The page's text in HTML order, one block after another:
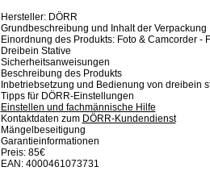
Hersteller: DÖRR
Grundbeschreibung und Inhalt der Verpackung
Einordnung des Produkts: Foto & Camcorder -
Dreibein Stative
Sicherheitsanweisungen
Beschreibung des Produkts
Inbetriebsetzung und Bedienung von dreibein
Tipps für DÖRR-Einstellungen
Einstellen und fachmännische Hilfe
Kontaktdaten zum DÖRR-Kundendienst
Mängelbeseitigung
Garantieinformationen
Preis: 85€
EAN: 4000461073731